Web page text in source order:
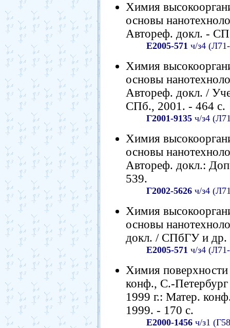
Химия
основы
Автореф. докл. -
Е2005-571 ч/з4
Химия
основы
Автореф. докл. /
СПб., 2001. - 464 с.
Г2001-9135 ч/з4
Химия
основы
Автореф. докл.:
539.
Г2002-5626 ч/з4
Химия
основы
докл. / СПбГУ и
Е2005-571 ч/з4
Химия поверхности
конф., С.-
1999 г.: Матер.
1999. - 170 с.
Е2000-1456 ч/з1